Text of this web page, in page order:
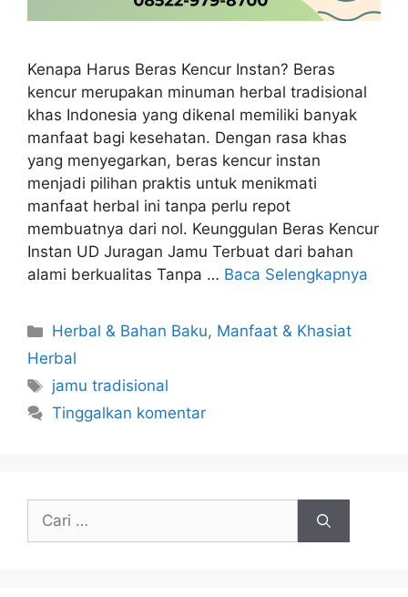
Kenapa Harus Beras Kencur Instan? Beras
kencur merupakan minuman herbal tradisional
khas Indonesia yang dikenal memiliki banyak
manfaat bagi kesehatan. Dengan rasa khas
yang menyegarkan, beras kencur instan
menjadi pilihan praktis untuk menikmati
manfaat herbal ini tanpa perlu repot
membuatnya dari nol. Keunggulan Beras Kencur
Instan UD Juragan Jamu Terbuat dari bahan
alami berkualitas Tanpa … Baca Selengkapnya
Kategori
Herbal & Bahan Baku, Manfaat & Khasiat
Herbal
Tag
jamu tradisional
Tinggalkan komentar
Cari